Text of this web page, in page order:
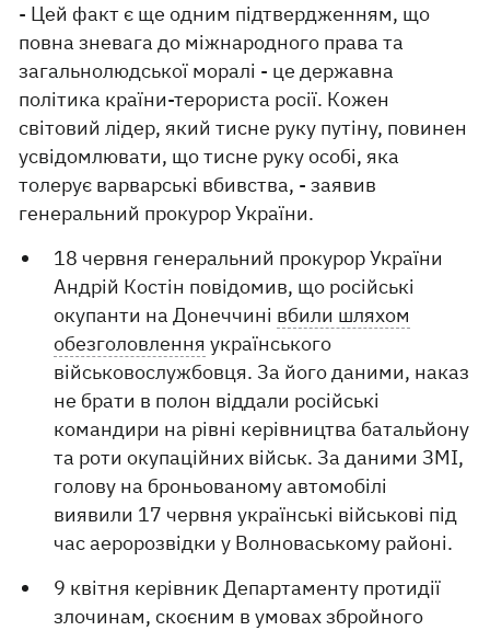
- Цей факт є ще одним підтвердженням, що
повна зневага до міжнародного права та
загальнолюдської моралі - це державна
політика країни-терориста росії. Кожен
світовий лідер, який тисне руку путіну, повинен
усвідомлювати, що тисне руку особі, яка
толерує варварські вбивства, - заявив
генеральний прокурор України.
18 червня генеральний прокурор України
Андрій Костін повідомив, що російські
окупанти на Донеччині вбили шляхом
обезголовлення українського
військовослужбовця. За його даними, наказ
не брати в полон віддали російські
командири на рівні керівництва батальйону
та роти окупаційних військ. За даними ЗМІ,
голову на броньованому автомобілі
виявили 17 червня українські військові під
час аеророзвідки у Волноваському районі.
9 квітня керівник Департаменту протидії
злочинам, скоєним в умовах збройного